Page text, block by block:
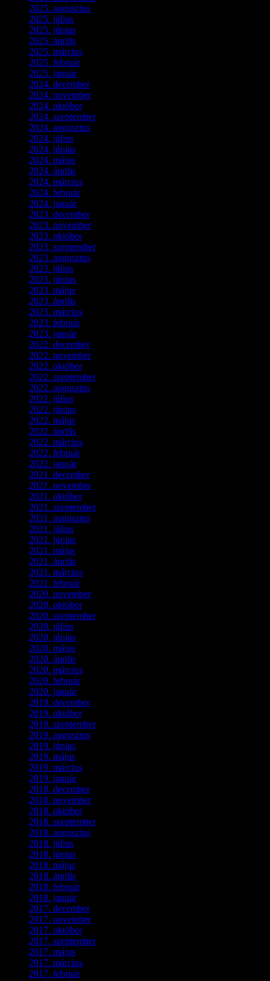
2025. augusztus
2025. július
2025. június
2025. április
2025. március
2025. február(7)
2025. január(3)
2024. december(3)
2024. november(7)
2024. október(6)
2024. szeptember(4)
2024. augusztus
2024. július
2024. június
2024. május
2024. április
2024. március
2024. február(9)
2024. január(3)
2023. december(1)
2023. november(1)
2023. október(5)
2023. szeptember(3)
2023. augusztus
2023. július
2023. június
2023. május
2023. április
2023. március
2023. február(4)
2023. január(1)
2022. december(2)
2022. november(4)
2022. október(8)
2022. szeptember(9)
2022. augusztus
2022. július
2022. június
2022. május
2022. április
2022. március
2022. február(4)
2022. január(3)
2021. december(2)
2021. november(5)
2021. október(8)
2021. szeptember(4)
2021. augusztus
2021. július
2021. június
2021. május
2021. április
2021. március
2021. február(4)
2020. november(4)
2020. október(4)
2020. szeptember(1)
2020. július
2020. június
2020. május
2020. április
2020. március
2020. február(6)
2020. január(1)
2019. december(4)
2019. október(3)
2019. szeptember(2)
2019. augusztus
2019. június
2019. május
2019. március
2019. január(1)
2018. december(3)
2018. november(1)
2018. október(1)
2018. szeptember(1)
2018. augusztus
2018. július
2018. június
2018. május
2018. április
2018. február(2)
2018. január(2)
2017. december(4)
2017. november(3)
2017. október(4)
2017. szeptember(1)
2017. május
2017. március
2017. február(1)